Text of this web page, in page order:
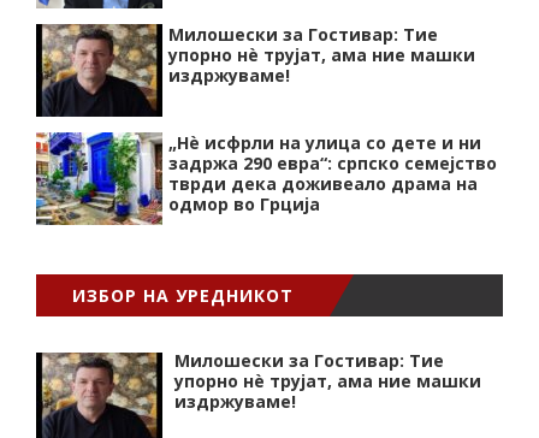
Милошески за Гостивар: Тие
упорно нѐ трујат, ама ние машки
издржуваме!
„Нѐ исфрли на улица со дете и ни
задржа 290 евра“: српско семејство
тврди дека доживеало драма на
одмор во Грција
ИЗБОР НА УРЕДНИКОТ
Милошески за Гостивар: Тие
упорно нѐ трујат, ама ние машки
издржуваме!